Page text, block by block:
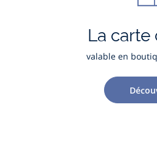
La carte
valable en